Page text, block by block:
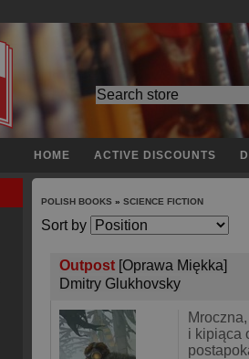
HOME ACTIVE DISCOUNTS
POLISH BOOKS » SCIENCE FICTION
Sort by
Outpost [Oprawa Miękka]
Dmitry Glukhovsky
i kipiąca